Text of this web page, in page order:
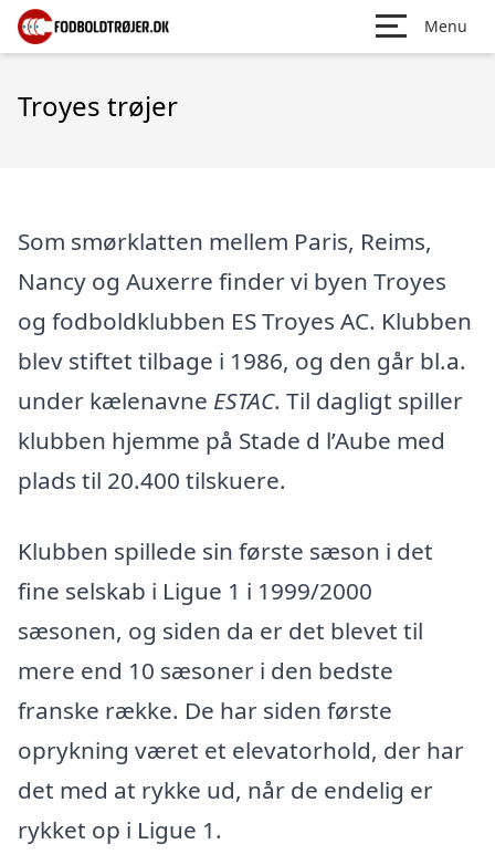
Menu
Troyes trøjer
Som smørklatten mellem Paris, Reims,
Nancy og Auxerre finder vi byen Troyes
og fodboldklubben ES Troyes AC. Klubben
blev stiftet tilbage i 1986, og den går bl.a.
under kælenavne ESTAC. Til dagligt spiller
klubben hjemme på Stade d l’Aube med
plads til 20.400 tilskuere.
Klubben spillede sin første sæson i det
fine selskab i Ligue 1 i 1999/2000
sæsonen, og siden da er det blevet til
mere end 10 sæsoner i den bedste
franske række. De har siden første
oprykning været et elevatorhold, der har
det med at rykke ud, når de endelig er
rykket op i Ligue 1.